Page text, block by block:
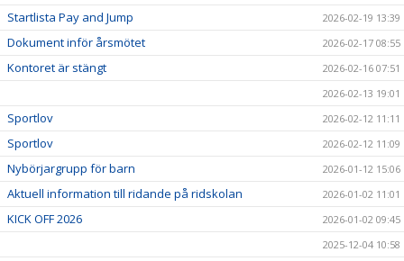
Startlista Pay and Jump 2026-02-19 13:39
Dokument inför årsmötet 2026-02-17 08:55
Kontoret är stängt
2026-02-16 07:51
2026-02-13 19:01
Sportlov 2026-02-12 11:11
Sportlov 2026-02-12 11:09
Nybörjargrupp för barn 2026-01-12 15:06
Aktuell information till ridande på ridskolan 2026-01-02 11:01
KICK OFF 2026
2026-01-02 09:45
2025-12-04 10:58